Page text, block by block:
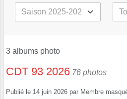
3 albums photo
CDT 93 2026 76 photos
Publié le 14 juin 2026 par Membre